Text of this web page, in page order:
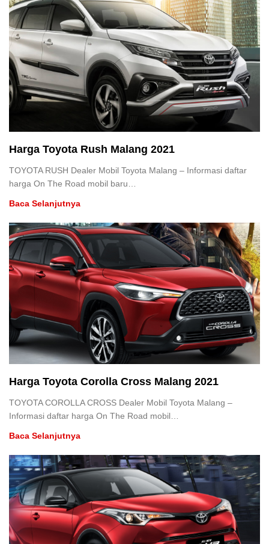
Harga Toyota Rush Malang 2021
TOYOTA RUSH Dealer Mobil Toyota Malang – Informasi daftar
harga On The Road mobil baru…
Baca Selanjutnya
Harga Toyota Corolla Cross Malang 2021
TOYOTA COROLLA CROSS Dealer Mobil Toyota Malang –
Informasi daftar harga On The Road mobil…
Baca Selanjutnya